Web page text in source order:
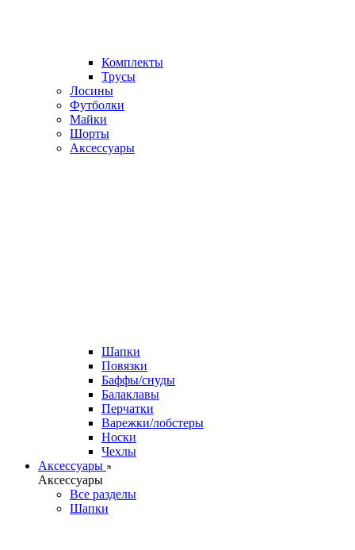
Комплекты
Трусы
Лосины
Футболки
Майки
Шорты
Аксессуары
Шапки
Повязки
Баффы/снуды
Балаклавы
Перчатки
Варежки/лобстеры
Носки
Чехлы
Аксессуары
Аксессуары
Все разделы
Шапки